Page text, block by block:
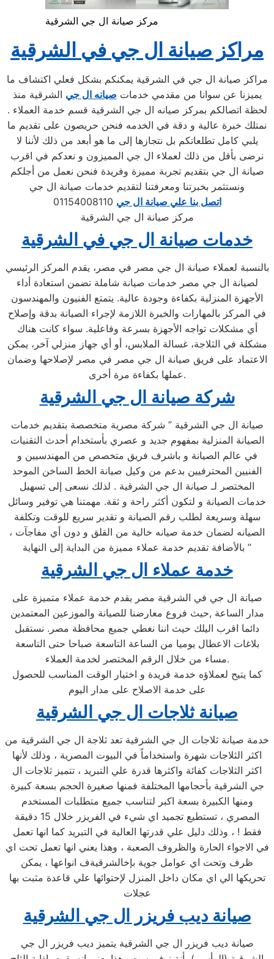
مركز صيانة ال جي الشرقية
مراكز صيانة ال جي في الشرقية
مراكز صيانة ال جي في الشرقية يمكنكم بشكل فعلي اكتشاف ما
يميزنا عن سوانا من مقدمي خدمات صيانه ال جي الشرقية منذ
لحظة اتصالكم بمركز صيانه ال جي الشرقية قسم خدمة العملاء .
نمتلك خبرة عالية و دقة في الخدمه فنحن حريصون على تقديم ما
يلبي كامل تطلعاتكم بل نتجازها إلى ما هو أبعد من ذلك لأننا لا
نرضى بأقل من ذلك لعملاء ال جي المميزون و نعدكم في اقرب
صيانة ال جي بتقديم تجربة مميزة وفريدة فنحن نعمل من أجلكم
ونستثمر بخبرتنا ومعرفتنا لتقديم خدمات صيانة ال جي
اتصل بنا علي صيانة ال جي
مركز صيانة ال جي الشرقية
خدمات صيانة ال جي في الشرقية
بالنسبة لعملاء صيانة ال جي مصر في مصر، يقدم المركز الرئيسي
لصيانة ال جي مصر خدمات صيانة شاملة تضمن استعادة أداء
الأجهزة المنزلية بكفاءة وجودة عالية. يتمتع الفنيون والمهندسون
في المركز بالمهارات والخبرة اللازمة لإجراء الصيانة بدقة وإصلاح
أي مشكلات تواجه الأجهزة بسرعة وفاعلية. سواء كانت هناك
مشكلة في الثلاجة، غسالة الملابس، أو أي جهاز منزلي آخر، يمكن
الاعتماد على فريق صيانة ال جي مصر في مصر لإصلاحها وضمان
عملها بكفاءة مرة أخرى.
شركة صيانة ال جي الشرقية
صيانة ال جي الشرقية ” شركة مصرية متخصصة بتقديم خدمات
الصيانة المنزلية بمفهوم جديد و عصري بأستخدام أحدث التقنيات
في عالم الصيانة و باشرف فريق متخصص من المهندسيين و
الفنيين المحترفيين بدعم من وكيل صيانة الخط الساخن الموحد
المختصر لـ صيانة ال جي الشرقية . لذلك نسعى إلى تسهيل
خدمات الصيانة و لتكون أكثر راحة و ثقة. مهمتنا هي توفير وسائل
سهلة وسريعة لطلب رقم الصيانة و تقدير سريع للوقت وتكلفة
الصيانه لضمان خدمة صيانه خالية من القلق و دون أي مفاجآت ،
بالأضافة تقديم خدمة عملاء مميزة من البداية إلى النهاية ”
خدمة عملاء ال جي الشرقية
صيانة ال جي في الشرقية مصر يقدم خدمة عملاء متميزة على
مدار الساعة ,حيث فروع معارضنا للصيانة والموزعين المعتمدين
دائما اقرب اليلك حيث اننا نغطي جميع محافظة مصر. نستقبل
بلاغات الاعطال يوميا من الساعة التاسعة صباحا حتى التاسعة
مساء من خلال الرقم المختصر لخدمة العملاء.
كما يتيح لعملاؤه خدمة فريدة و اختيار الوقت المناسب للحصول
على خدمة الاصلاح على مدار اليوم
صيانة ثلاجات ال جي الشرقية
خدمة صيانة ثلاجات ال جي الشرقية تعد ثلاجة ال جي الشرقية من
اكثر الثلاجات شهرة واستخداماً في البيوت المصرية ، وذلك لأنها
اكثر الثلاجات كفائة واكثرها قدرة علي التبريد ، تتميز ثلاجات ال
جي الشرقية بأحجامها المختلفة فمنها صغيرة الحجم بسعة كبيرة
ومنها الكبيرة بسعة اكبر لتناسب جميع متطلبات المستخدم
المصري ، تستطيع تجميد اي شيء في الفريزر خلال 15 دقيقة
فقط ! ، وذلك دليل علي قدرتها العالية في التبريد كما انها تعمل
في الاجواء الحارة والظروف الصعبة ، وهذا يعني انها تعمل تحت اي
ظرف وتحت اي عوامل جوية بإخالشرقيةف انواعها ، يمكن
تحريكها الي اي مكان داخل المنزل لإحتوائها علي قاعدة مثبت بها
عجلات
صيانة ديب فريزر ال جي الشرقية
صيانة ديب فريزر ال جي الشرقية يتميز ديب فريزر ال جي